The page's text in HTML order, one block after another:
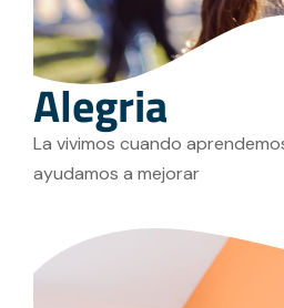
Alegria
La vivimos cuando
ayudamos a mejorar